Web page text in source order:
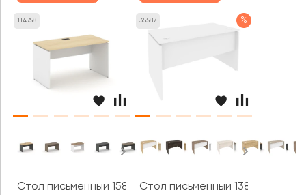
114758
Стол письменный 1580x700x750 Стайл Проджект /
35587 %
Стол письменный